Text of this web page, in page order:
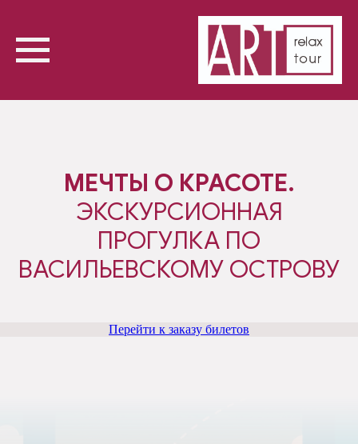
МЕЧТЫ О КРАСОТЕ.
ЭКСКУРСИОННАЯ
ПРОГУЛКА ПО
ВАСИЛЬЕВСКОМУ ОСТРОВУ
Перейти к заказу билетов